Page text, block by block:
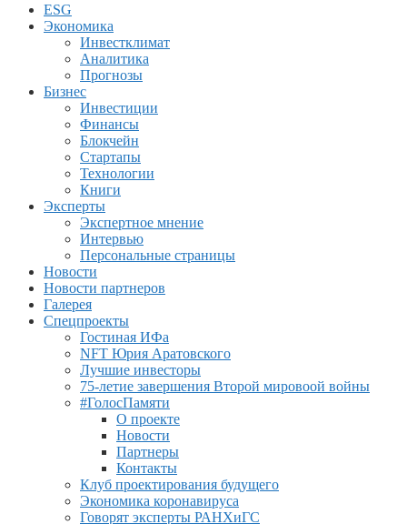
ESG
Экономика
Инвестклимат
Аналитика
Прогнозы
Бизнес
Инвестиции
Финансы
Блокчейн
Стартапы
Технологии
Книги
Эксперты
Экспертное мнение
Интервью
Персональные страницы
Новости
Новости партнеров
Галерея
Спецпроекты
Гостиная ИФа
NFT Юрия Аратовского
Лучшие инвесторы
75-летие завершения Второй мировоой войны
#ГолосПамяти
О проекте
Новости
Партнеры
Контакты
Клуб проектирования будущего
Экономика коронавируса
Говорят эксперты РАНХиГС